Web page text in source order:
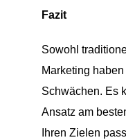
Fazit
Sowohl
Marketing
Schwächen. Es
Ansatz am
Ihren Zielen